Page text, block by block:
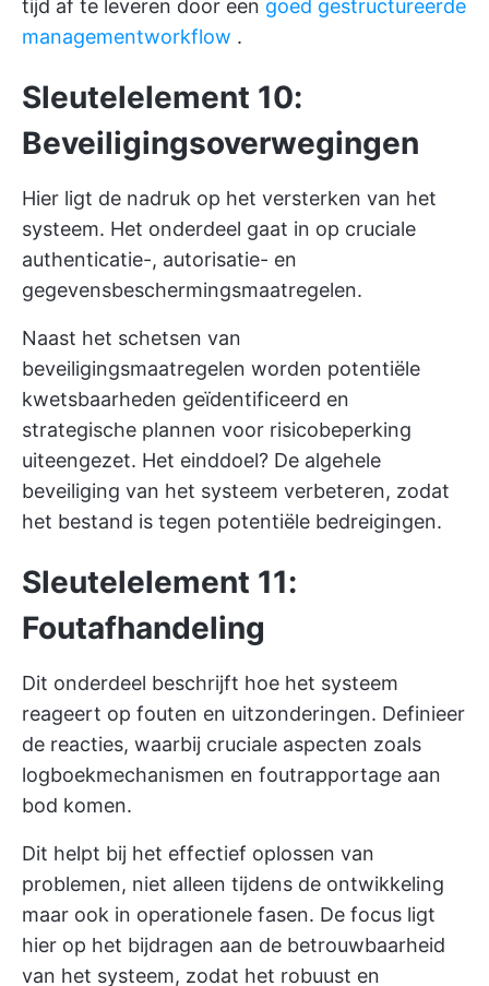
tijd af te leveren door een goed gestructureerde
managementworkflow .
Sleutelelement 10:
Beveiligingsoverwegingen
Hier ligt de nadruk op het versterken van het
systeem. Het onderdeel gaat in op cruciale
authenticatie-, autorisatie- en
gegevensbeschermingsmaatregelen.
Naast het schetsen van
beveiligingsmaatregelen worden potentiële
kwetsbaarheden geïdentificeerd en
strategische plannen voor risicobeperking
uiteengezet. Het einddoel? De algehele
beveiliging van het systeem verbeteren, zodat
het bestand is tegen potentiële bedreigingen.
Sleutelelement 11:
Foutafhandeling
Dit onderdeel beschrijft hoe het systeem
reageert op fouten en uitzonderingen. Definieer
de reacties, waarbij cruciale aspecten zoals
logboekmechanismen en foutrapportage aan
bod komen.
Dit helpt bij het effectief oplossen van
problemen, niet alleen tijdens de ontwikkeling
maar ook in operationele fasen. De focus ligt
hier op het bijdragen aan de betrouwbaarheid
van het systeem, zodat het robuust en